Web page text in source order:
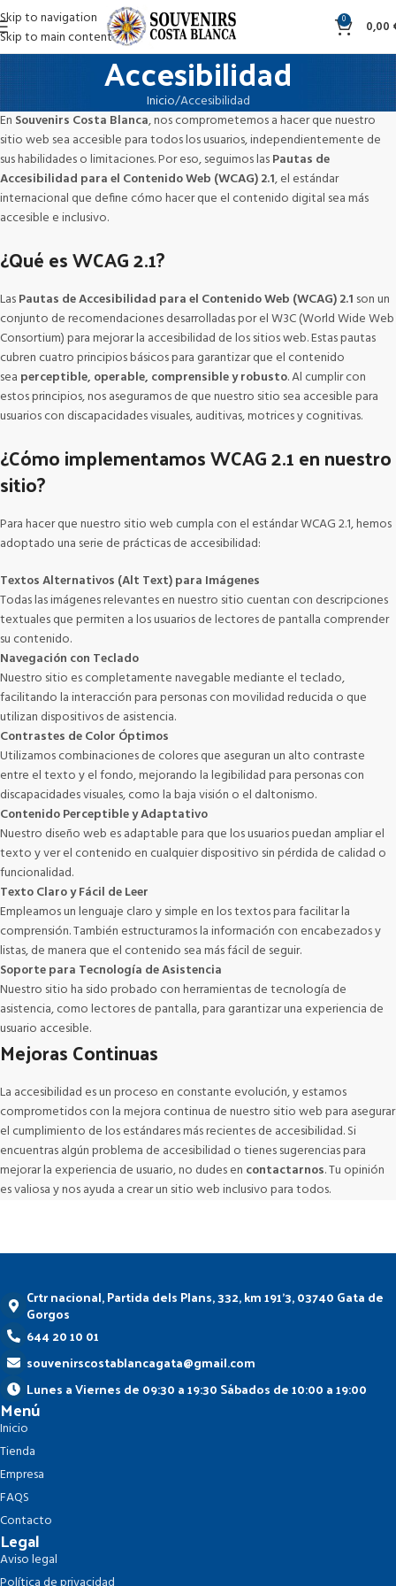
Skip to navigation
Skip to main content
0 0,00
Accesibilidad
Inicio Accesibilidad
En Souvenirs Costa Blanca, nos comprometemos a hacer que nuestro
sitio web sea accesible para todos los usuarios, independientemente de
sus habilidades o limitaciones. Por eso, seguimos lasPautas de
Accesibilidad para el Contenido Web (WCAG) 2.1, el estándar
internacional que define cómo hacer que el contenido digital sea más
accesible e inclusivo.
¿Qué es WCAG 2.1?
LasPautas de Accesibilidad para el Contenido Web (WCAG) 2.1 son un
conjunto de recomendaciones desarrolladas por el W3C (World Wide Web
Consortium) para mejorar la accesibilidad de los sitios web. Estas pautas
cubren cuatro principios básicos para garantizar que el contenido
sea perceptible, operable, comprensible y robusto. Al cumplir con
estos principios, nos aseguramos de que nuestro sitio sea accesible para
usuarios con discapacidades visuales, auditivas, motrices y cognitivas.
¿Cómo implementamos WCAG 2.1 en nuestro
sitio?
Para hacer que nuestro sitio web cumpla con el estándar WCAG 2.1, hemos
adoptado una serie de prácticas de accesibilidad:
Textos Alternativos (Alt Text) para Imágenes
Todas las imágenes relevantes en nuestro sitio cuentan con descripciones
textuales que permiten a los usuarios de lectores de pantalla comprender
su contenido.
Navegación con Teclado
Nuestro sitio es completamente navegable mediante el teclado,
facilitando la interacción para personas con movilidad reducida o que
utilizan dispositivos de asistencia.
Contrastes de Color Óptimos
Utilizamos combinaciones de colores que aseguran un alto contraste
entre el texto y el fondo, mejorando la legibilidad para personas con
discapacidades visuales, como la baja visión o el daltonismo.
Contenido Perceptible y Adaptativo
Nuestro diseño web es adaptable para que los usuarios puedan ampliar el
texto y ver el contenido en cualquier dispositivo sin pérdida de calidad o
funcionalidad.
Texto Claro y Fácil de Leer
Empleamos un lenguaje claro y simple en los textos para facilitar la
comprensión. También estructuramos la información con encabezados y
listas, de manera que el contenido sea más fácil de seguir.
Soporte para Tecnología de Asistencia
Nuestro sitio ha sido probado con herramientas de tecnología de
asistencia, como lectores de pantalla, para garantizar una experiencia de
usuario accesible.
Mejoras Continuas
La accesibilidad es un proceso en constante evolución, y estamos
comprometidos con la mejora continua de nuestro sitio web para asegurar
el cumplimiento de los estándares más recientes de accesibilidad. Si
encuentras algún problema de accesibilidad o tienes sugerencias para
mejorar la experiencia de usuario, no dudes en contactarnos. Tu opinión
es valiosa y nos ayuda a crear un sitio web inclusivo para todos.
Crtr nacional, Partida dels Plans, 332, km 191'3, 03740 Gata de
Gorgos
644 20 10 01
souvenirscostablancagata@gmail.com
Lunes a Viernes de 09:30 a 19:30 Sábados de 10:00 a 19:00
Menú
Inicio
Tienda
Empresa
FAQS
Contacto
Legal
Aviso legal